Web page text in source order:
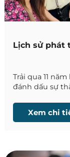
Lịch sử phát
Trải qua 11
đánh dấu sự
du học tiếng
khách hàng và
Xem chi